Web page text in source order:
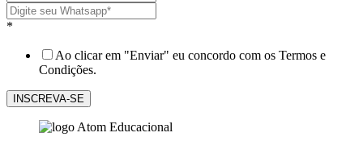
*
Ao clicar em "Enviar" eu concordo com os Termos e
Condições.